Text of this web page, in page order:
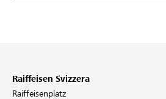
Raiffeisen Svizzera
Raiffeisenplatz